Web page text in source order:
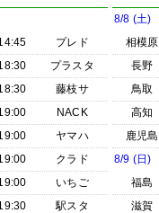
プレド
プラスタ
藤枝サ
NACK
ヤマハ
クラド
いちご
駅スタ
8/8 (土)
相模原
長野
鳥取
高知
鹿児島
8/9 (日)
福島
滋賀